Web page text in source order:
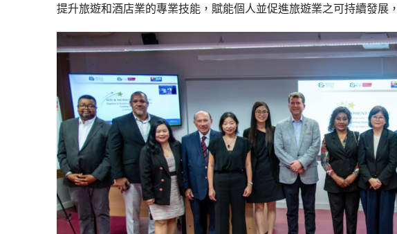
提升旅遊和酒店業的專業技能，賦能個人並促進旅遊業之可持續發展